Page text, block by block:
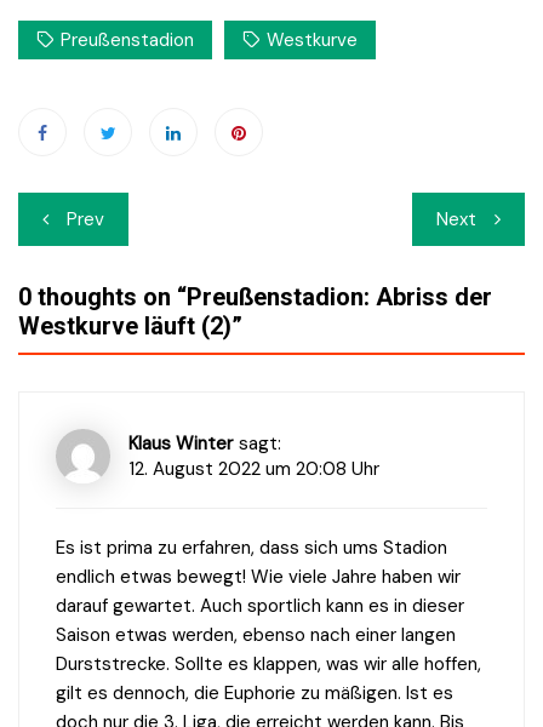
Preußenstadion Westkurve
Beitrags-
Navigation
Prev Next
0 thoughts on “Preußenstadion: Abriss der
Westkurve läuft (2)”
Klaus Winter sagt:
12. August 2022 um 20:08 Uhr
Es ist prima zu erfahren, dass sich ums Stadion
endlich etwas bewegt! Wie viele Jahre haben wir
darauf gewartet. Auch sportlich kann es in dieser
Saison etwas werden, ebenso nach einer langen
Durststrecke. Sollte es klappen, was wir alle hoffen,
gilt es dennoch, die Euphorie zu mäßigen. Ist es